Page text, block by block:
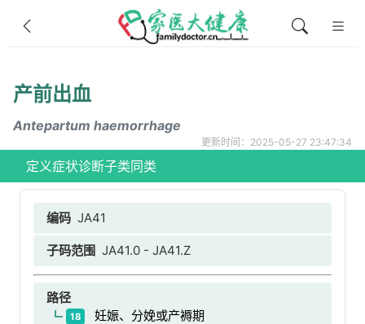
产前出血
Antepartum haemorrhage
更新时间：2025-05-27 23:47:34
定义症状诊断子类同类
编码 JA41
子码范围 JA41.0 - JA41.Z
路径
18 妊娠、分娩或产褥期